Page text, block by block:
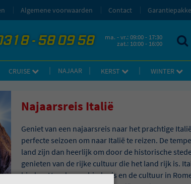
- 58 09 58 ma. - vr.: 09:00 - 17:30
zat.: 10:00 - 16:00
CRUISE NAJAAR KERST WINTER
Algemene voorwaarden Contact
Najaarsreis Italië
Geniet van een najaarsreis naar het prachtige
perfecte seizoen om naar Italië te reizen. De
land zijn dan heerlijk om door de historische
genieten van de rijke cultuur die het land rijk is.
bieden. Van de geschiedenis en de cultuur in